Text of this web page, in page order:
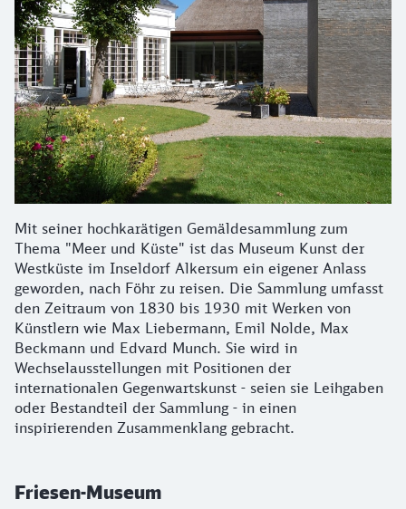
Mit seiner hochkarätigen Gemäldesammlung zum
Thema "Meer und Küste" ist das Museum Kunst der
Westküste im Inseldorf Alkersum ein eigener Anlass
geworden, nach Föhr zu reisen. Die Sammlung umfasst
den Zeitraum von 1830 bis 1930 mit Werken von
Künstlern wie Max Liebermann, Emil Nolde, Max
Beckmann und Edvard Munch. Sie wird in
Wechselausstellungen mit Positionen der
internationalen Gegenwartskunst - seien sie Leihgaben
oder Bestandteil der Sammlung - in einen
inspirierenden Zusammenklang gebracht.
Friesen-Museum